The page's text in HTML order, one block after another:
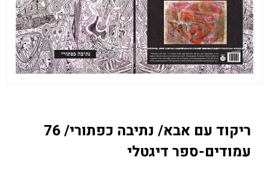
ריקוד עם אבא/ נתיבה כפתורי/ 76
עמודים-ספר דיגטלי